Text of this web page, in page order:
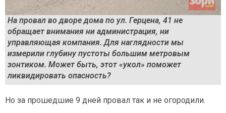
На провал во дворе дома по ул. Герцена, 41 не
обращает внимания ни администрация, ни
управляющая компания. Для наглядности мы
измерили глубину пустоты большим метровым
зонтиком. Может быть, этот «укол» поможет
ликвидировать опасность?
Но за прошедшие 9 дней провал так и не огородили.